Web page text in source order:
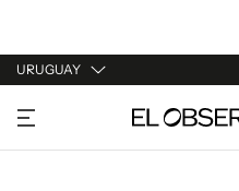
URUGUAY
URUGUAY
ARGENTINA